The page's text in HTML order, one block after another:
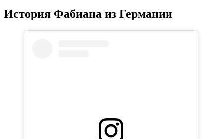
История Фабиана из Германии